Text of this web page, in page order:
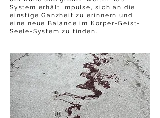
System erhält Impulse, sich an die
einstige Ganzheit zu erinnern und
eine neue Balance im Körper-Geist-
Seele-System zu finden.